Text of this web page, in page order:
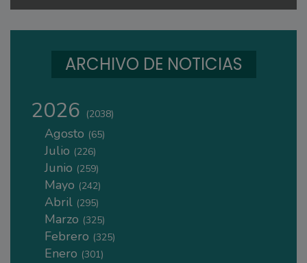
ARCHIVO DE NOTICIAS
2026 (2038)
Agosto (65)
Julio (226)
Junio (259)
Mayo (242)
Abril (295)
Marzo (325)
Febrero (325)
Enero (301)